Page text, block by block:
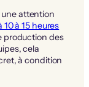
une attention
10 à 15 heures
production des
cela
à condition